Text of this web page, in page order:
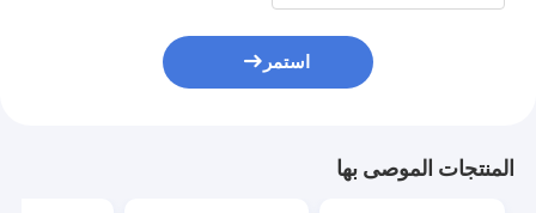
استمر
المنتجات الموصى بها